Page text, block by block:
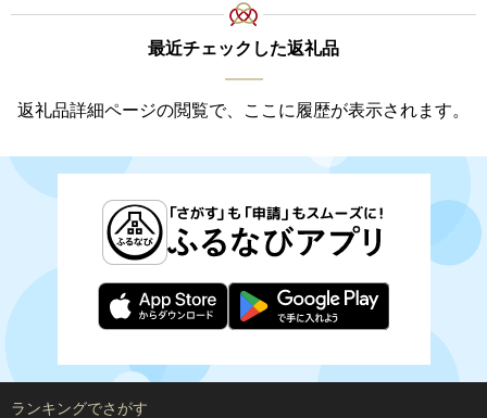
最近チェックした返礼品
返礼品詳細ページの閲覧で、ここに履歴が表示されます。
ランキングでさがす